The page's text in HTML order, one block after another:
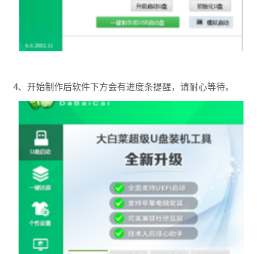
4、开始制作后软件下方会有进度条提醒，请耐心等待。